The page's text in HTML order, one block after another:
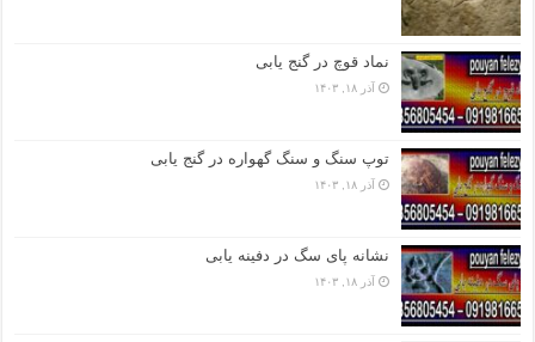
نماد قوچ در گنج یابی
آذر ۱۸, ۱۴۰۳
توپ سنگ و سنگ گهواره در گنج یابی
آذر ۱۸, ۱۴۰۳
نشانه پای سگ در دفینه یابی
آذر ۱۸, ۱۴۰۳